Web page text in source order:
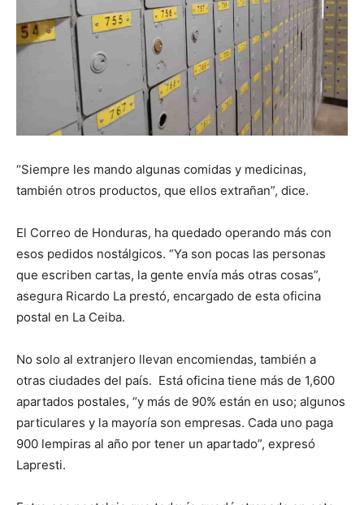
“Siempre les mando algunas comidas y medicinas,
también otros productos, que ellos extrañan”, dice.
El Correo de Honduras, ha quedado operando más con
esos pedidos nostálgicos. “Ya son pocas las personas
que escriben cartas, la gente envía más otras cosas”,
asegura Ricardo La prestó, encargado de esta oficina
postal en La Ceiba.
No solo al extranjero llevan encomiendas, también a
otras ciudades del país. Está oficina tiene más de 1,600
apartados postales, “y más de 90% están en uso; algunos
particulares y la mayoría son empresas. Cada uno paga
900 lempiras al año por tener un apartado”, expresó
Lapresti.